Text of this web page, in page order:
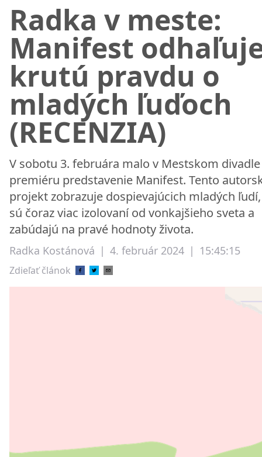
Radka v meste:
Manifest
krutú pravdu o
mladých ľuďoch
(RECENZIA)
V sobotu 3. februára malo v Mestskom
premiéru predstavenie Manifest. Tento
projekt zobrazuje dospievajúcich mladých
sú čoraz viac izolovaní od vonkajšieho sveta a
zabúdajú na pravé hodnoty života.
Radka Kostánová | 4. február 2024 | 15:45:15
Zdieľať článok